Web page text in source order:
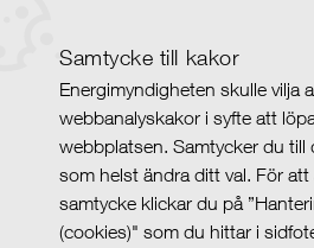
Samtycke till kakor
Energimyndigheten skulle vilja
webbanalyskakor i syfte att
webbplatsen. Samtycker du till
som helst ändra ditt val. För att
samtycke klickar du på
(cookies)" som du hittar i